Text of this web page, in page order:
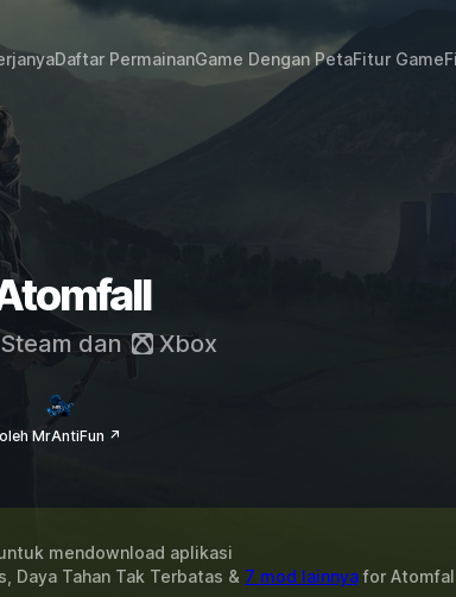
Daftar PermainanGame Dengan PetaFitur Game
Steamdan Xbox
oleh MrAntiFun ↗
mendownload aplikasi
Daya Tahan Tak Terbatas & 7 mod lainnyafor